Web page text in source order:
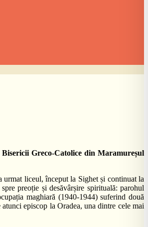
Greco-Catolice din Maramureșul
liceul, început la Sighet și continuat la
preoție și desăvârșire spirituală: parohul
maghiară (1940-1944) suferind două
episcop la Oradea, una dintre cele mai